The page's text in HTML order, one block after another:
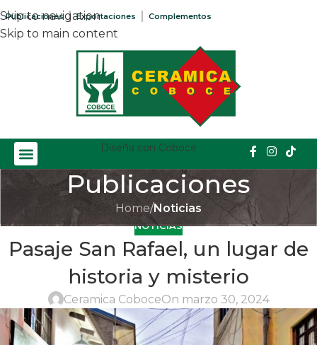
Skip to navigation
Skip to main content
Publicaciones Exportaciones Complementos
Diseña con Coboce
Publicaciones
Home/Noticias
NOTICIAS
Pasaje San Rafael, un lugar de
historia y misterio
Ceramica CoboceOn marzo 30, 2024